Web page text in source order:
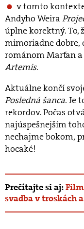
v tomto
Andyho Weira
úplne korektný. To,
mimoriadne dobre,
románom Marťan
Artemis.
Aktuálne končí
Posledná šanca. Je
rekordov. Počas
najúspešnejším
nechajme bokom,
hocaké!
Prečítajte si aj:
svadba v troskách